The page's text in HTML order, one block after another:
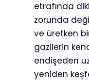
etrafında
zorunda
ve üretken
gazilerin
endişeden
yeniden